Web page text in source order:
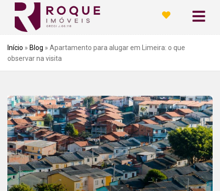
Início » Blog » Apartamento para alugar em Limeira: o que
observar na visita